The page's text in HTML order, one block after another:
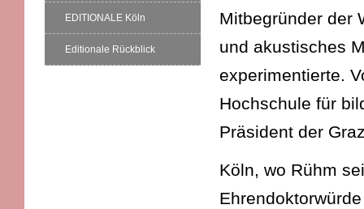
EDITIONALE Köln
Editionale Rückblick
Mitbegründer der
und akustisches
experimentierte.
Hochschule für
Präsident der
Köln, wo Rühm